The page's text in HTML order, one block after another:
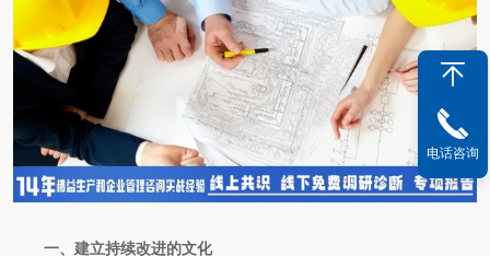
一、建立持续改进的文化
电话咨询